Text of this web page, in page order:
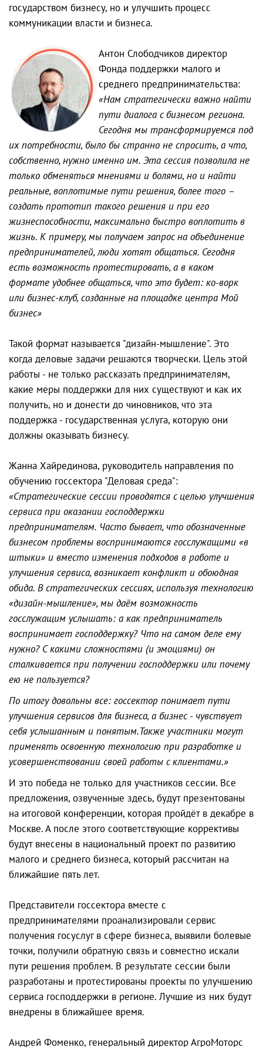
государством бизнесу, но и улучшить процесс
коммуникации власти и бизнеса.
Антон Слободчиков директор
Фонда поддержки малого и
среднего предпринимательства:
«Нам стратегически важно найти
пути диалога с бизнесом региона.
Сегодня мы трансформируемся под
их потребности, было бы странно не спросить, а что,
собственно, нужно именно им. Эта сессия позволила не
только обменяться мнениями и болями, но и найти
реальные, воплотимые пути решения, более того –
создать прототип такого решения и при его
жизнеспособности, максимально быстро воплотить в
жизнь. К примеру, мы получаем запрос на объединение
предпринимателей, люди хотят общаться. Сегодня
есть возможность протестировать, а в каком
формате удобнее общаться, что это будет: ко-ворк
или бизнес-клуб, созданные на площадке центра Мой
бизнес»
Такой формат называется "дизайн-мышление". Это
когда деловые задачи решаются творчески. Цель этой
работы - не только рассказать предпринимателям,
какие меры поддержки для них существуют и как их
получить, но и донести до чиновников, что эта
поддержка - государственная услуга, которую они
должны оказывать бизнесу.
Жанна Хайрединова, руководитель направления по
обучению госсектора "Деловая среда":
«Стратегические сессии проводятся с целью улучшения
сервиса при оказании господдержки
предпринимателям. Часто бывает, что обозначенные
бизнесом проблемы воспринимаются госслужащими «в
штыки» и вместо изменения подходов в работе и
улучшения сервиса, возникает конфликт и обоюдная
обида. В стратегических сессиях, используя технологию
«дизайн-мышление», мы даём возможность
госслужащим услышать: а как предприниматель
воспринимает господдержку? Что на самом деле ему
нужно? С какими сложностями (и эмоциями) он
сталкивается при получении господдержки или почему
ею не пользуется?
По итогу довольны все: госсектор понимает пути
улучшения сервисов для бизнеса, а бизнес - чувствует
себя услышанным и понятым.Также участники могут
применять освоенную технологию при разработке и
усовершенствовании своей работы с клиентами.»
И это победа не только для участников сессии. Все
предложения, озвученные здесь, будут презентованы
на итоговой конференции, которая пройдёт в декабре в
Москве. А после этого соответствующие коррективы
будут внесены в национальный проект по развитию
малого и среднего бизнеса, который рассчитан на
ближайшие пять лет.
Представители госсектора вместе с
предпринимателями проанализировали сервис
получения госуслуг в сфере бизнеса, выявили болевые
точки, получили обратную связь и совместно искали
пути решения проблем. В результате сессии были
разработаны и протестированы проекты по улучшению
сервиса господдержки в регионе. Лучшие из них будут
внедрены в ближайшее время.
Андрей Фоменко, генеральный директор АгроМоторс